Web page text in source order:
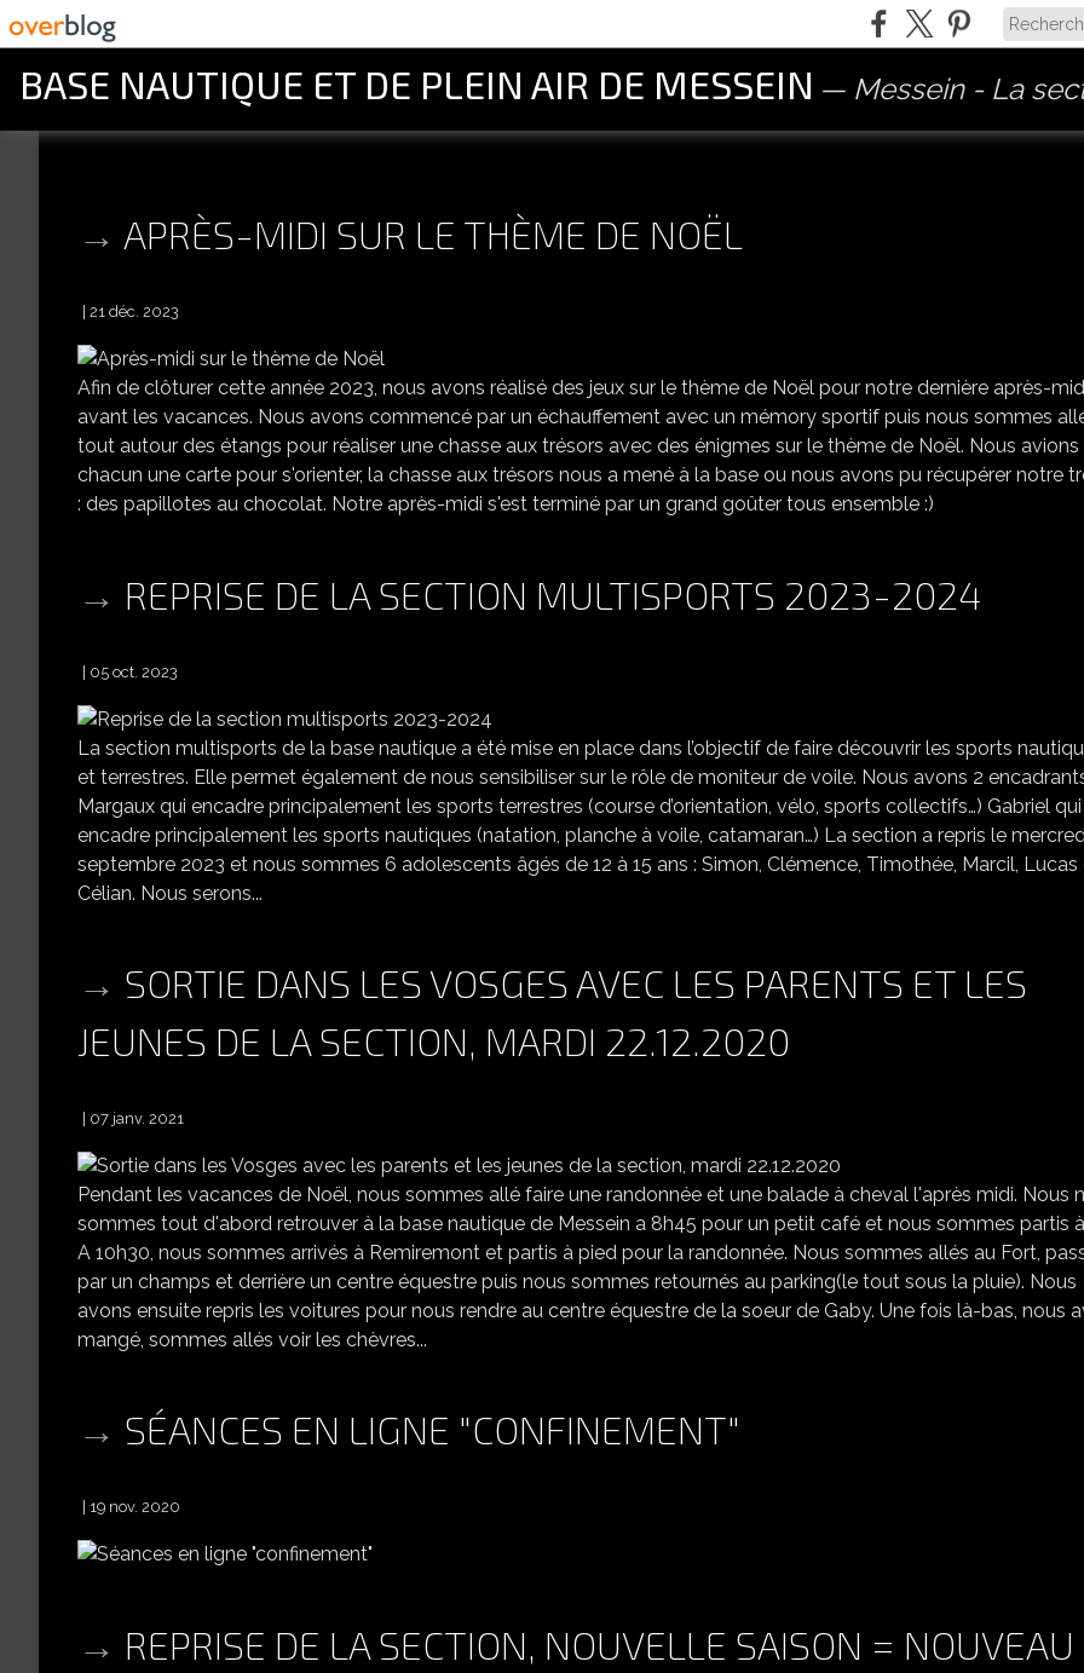
BASE NAUTIQUE ET DE PLEIN AIR DE MESSEIN Messein - La
APRÈS-MIDI SUR LE THÈME DE NOËL
21 déc. 2023
Afin de clôturer cette année 2023, nous avons réalisé des jeux sur le thème de Noël pour notre dernière après-
avant les vacances. Nous avons commencé par un échauffement avec un mémory sportif puis nous sommes
tout autour des étangs pour réaliser une chasse aux trésors avec des énigmes sur le thème de Noël. Nous avions
chacun une carte pour s'orienter, la chasse aux trésors nous a mené à la base ou nous avons pu récupérer notre
: des papillotes au chocolat. Notre après-midi s'est terminé par un grand goûter tous ensemble :)
REPRISE DE LA SECTION MULTISPORTS 2023-2024
05 oct. 2023
La section multisports de la base nautique a été mise en place dans l’objectif de faire découvrir les sports
et terrestres. Elle permet également de nous sensibiliser sur le rôle de moniteur de voile. Nous avons 2
Margaux qui encadre principalement les sports terrestres (course d’orientation, vélo, sports collectifs…) Gabriel qui
encadre principalement les sports nautiques (natation, planche à voile, catamaran…) La section a repris le
septembre 2023 et nous sommes 6 adolescents âgés de 12 à 15 ans : Simon, Clémence, Timothée, Marcil, Lucas
Célian. Nous serons...
SORTIE DANS LES VOSGES AVEC LES PARENTS ET LES
JEUNES DE LA SECTION, MARDI 22.12.2020
07 janv. 2021
Pendant les vacances de Noël, nous sommes allé faire une randonnée et une balade à cheval l'après midi. Nous
sommes tout d'abord retrouver à la base nautique de Messein a 8h45 pour un petit café et nous sommes partis
A 10h30, nous sommes arrivés à Remiremont et partis à pied pour la randonnée. Nous sommes allés au Fort,
par un champs et derrière un centre équestre puis nous sommes retournés au parking(le tout sous la pluie). Nous
avons ensuite repris les voitures pour nous rendre au centre équestre de la soeur de Gaby. Une fois là-bas, nous
mangé, sommes allés voir les chèvres...
SÉANCES EN LIGNE "CONFINEMENT"
19 nov. 2020
REPRISE DE LA SECTION, NOUVELLE SAISON = NOUVEAU